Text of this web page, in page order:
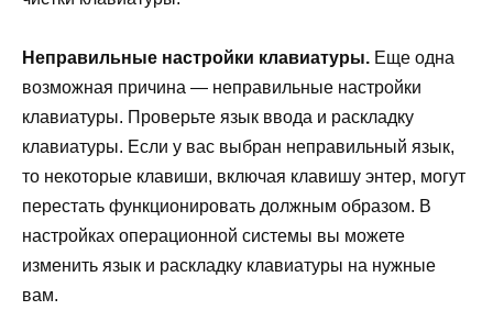
Неправильные настройки клавиатуры. Еще одна
возможная причина — неправильные настройки
клавиатуры. Проверьте язык ввода и раскладку
клавиатуры. Если у вас выбран неправильный язык,
то некоторые клавиши, включая клавишу энтер, могут
перестать функционировать должным образом. В
настройках операционной системы вы можете
изменить язык и раскладку клавиатуры на нужные
вам.